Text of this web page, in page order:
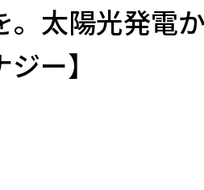
太陽光発電
ー】